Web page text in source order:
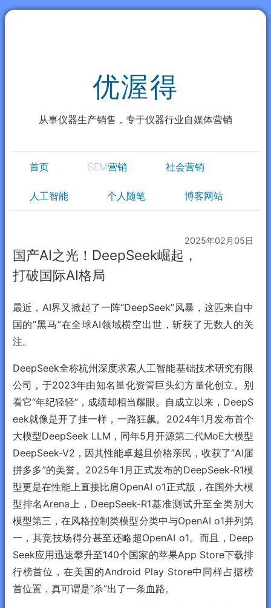
优渥得
从事仪器生产销售，专于仪器行业自媒体营销
首页 SEM营销 社会营销
人工智能 个人随笔 博客网站
2025年02月05日
国产AI之光！DeepSeek崛起，
打破国际AI格局
最近，AI界又掀起了一阵“DeepSeek”风暴，这匹来自中
国的“黑马”在全球AI领域横空出世，斩获了无数人的关
注。
DeepSeek全称杭州深度求索人工智能基础技术研究有限
公司，于2023年由知名量化资管巨头幻方量化创立。别
看它“年纪轻轻”，成绩却相当耀眼。自成立以来，DeepS
eek就像是开了挂一样，一路狂飙。2024年1月发布首个
大模型DeepSeek LLM，同年5月开源第二代MoE大模型
DeepSeek-V2，因其性能卓越且价格亲民，收获了“AI届
拼多多”的美誉。2025年1月正式发布的DeepSeek-R1模
型更是在性能上直接比肩OpenAI o1正式版，在国外大模
型排名Arena上，DeepSeek-R1基准测试升至全类别大
模型第三，在风格控制类模型分类中与OpenAI o1并列第
一，其竞技场得分甚至还略超OpenAI o1。而且，Deep
Seek应用迅速攀升至140个国家的苹果App Store下载排
行榜首位，在美国的Android Play Store中同样占据榜
首位置，真可谓是“杀”出了一条血路。